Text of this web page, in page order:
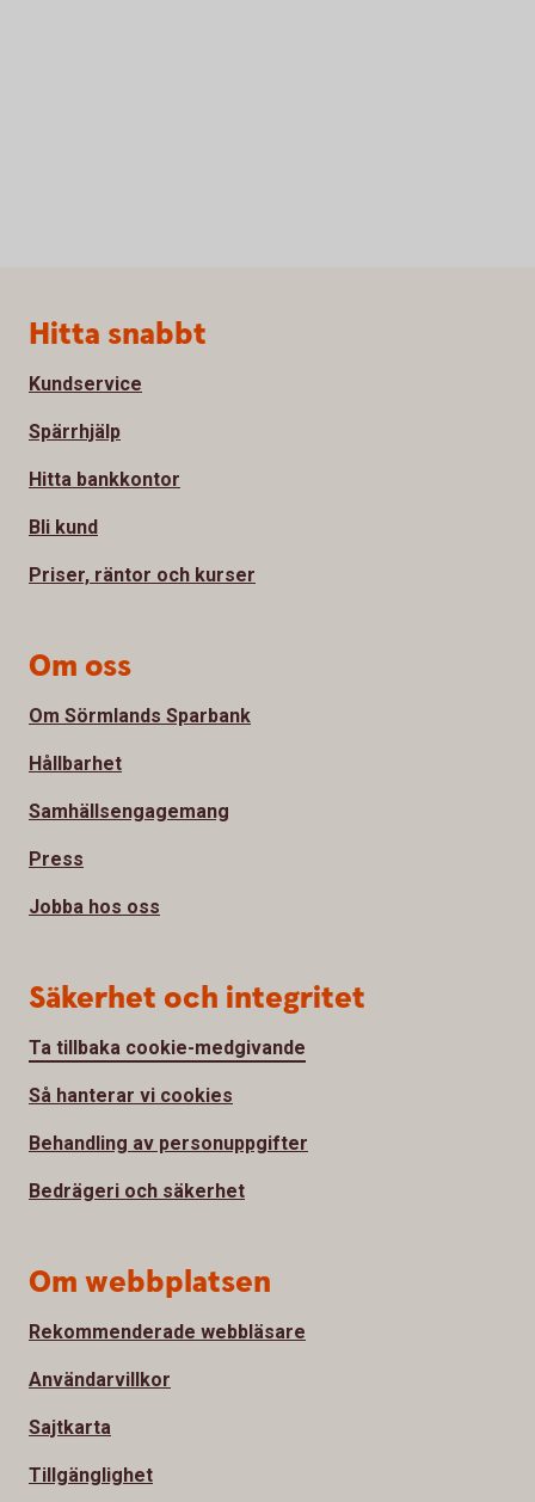
Sidfot
Hitta snabbt
Kundservice
Spärrhjälp
Hitta bankkontor
Bli kund
Priser, räntor och kurser
Om oss
Om Sörmlands Sparbank
Hållbarhet
Samhällsengagemang
Press
Jobba hos oss
Säkerhet och integritet
Ta tillbaka cookie-medgivande
Så hanterar vi cookies
Behandling av personuppgifter
Bedrägeri och säkerhet
Om webbplatsen
Rekommenderade webbläsare
Användarvillkor
Sajtkarta
Tillgänglighet